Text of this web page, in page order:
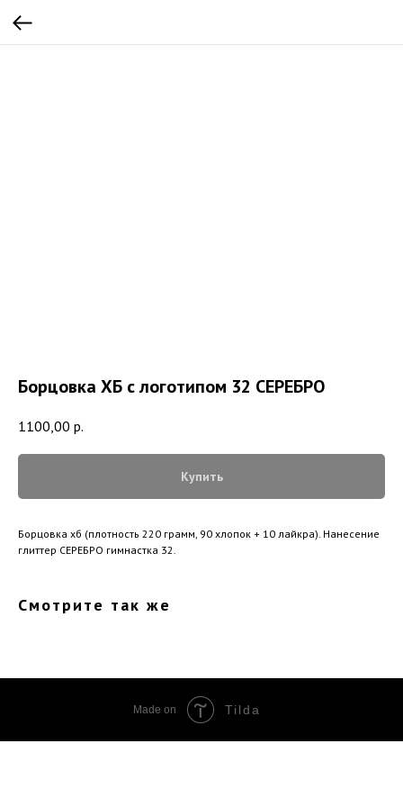
Борцовка ХБ с логотипом 32 СЕРЕБРО
1100,00 р.
Купить
Борцовка хб (плотность 220 грамм, 90 хлопок + 10 лайкра). Нанесение
глиттер СЕРЕБРО гимнастка 32.
Смотрите так же
Made on Tilda